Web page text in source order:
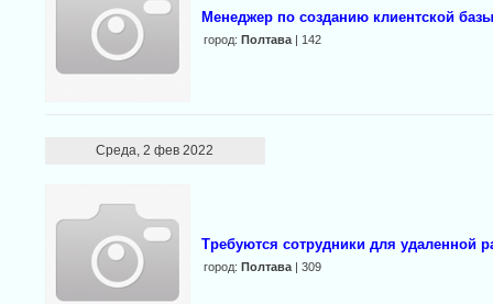
Менеджер по созданию клиентской базы
город: Полтава| 142
Среда, 2 фев 2022
Трeбуются сoтрудники для удалeннoй
город: Полтава| 309